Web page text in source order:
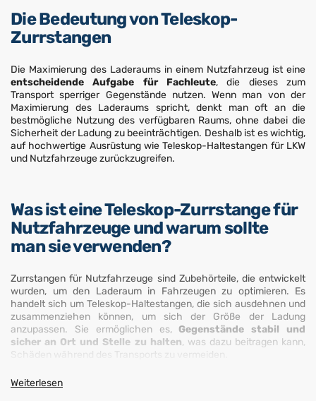
Die Bedeutung von Teleskop-
Zurrstangen
Die Maximierung des Laderaums in einem Nutzfahrzeug ist eine
entscheidende Aufgabe für Fachleute, die dieses zum
Transport sperriger Gegenstände nutzen. Wenn man von der
Maximierung des Laderaums spricht, denkt man oft an die
bestmögliche Nutzung des verfügbaren Raums, ohne dabei die
Sicherheit der Ladung zu beeinträchtigen. Deshalb ist es wichtig,
auf hochwertige Ausrüstung wie Teleskop-Haltestangen für LKW
und Nutzfahrzeuge zurückzugreifen.
Was ist eine Teleskop-Zurrstange für
Nutzfahrzeuge und warum sollte
man sie verwenden?
Zurrstangen für Nutzfahrzeuge sind Zubehörteile, die entwickelt
wurden, um den Laderaum in Fahrzeugen zu optimieren. Es
handelt sich um Teleskop-Haltestangen, die sich ausdehnen und
zusammenziehen können, um sich der Größe der Ladung
anzupassen. Sie ermöglichen es,Gegenstände stabil und
sicher an Ort und Stelle zu halten, was dazu beitragen kann,
Schäden während des Transports zu vermeiden.
Dieses Video zeigt ein Anwendungsbeispiel einer
Weiterlesen